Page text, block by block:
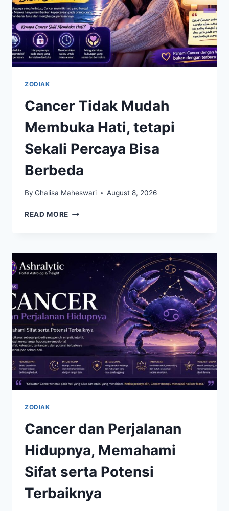
ZODIAK
Cancer Tidak Mudah
Membuka Hati, tetapi
Sekali Percaya Bisa
Berbeda
By Ghalisa Maheswari August 8, 2026
READ MORE CANCER
HATI,
TETAPI
SEKALI
BISA
BERBEDA
ZODIAK
Cancer dan Perjalanan
Hidupnya, Memahami
Sifat serta Potensi
Terbaiknya